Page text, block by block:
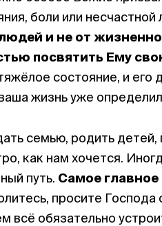
боли или
и не от
посвятить Ему
состояние, и его
жизнь уже
семью, родить детей,
как нам хочется.
путь. Самое главное
просите Господа
обязательно